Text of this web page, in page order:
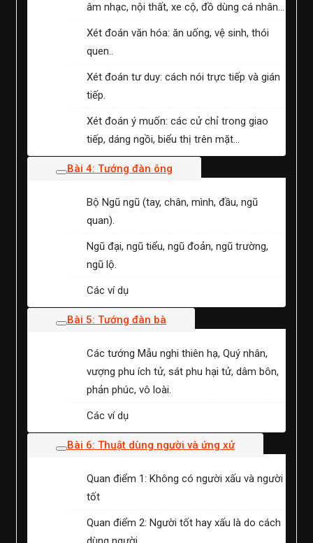
âm nhạc, nội thất, xe cộ, đồ dùng cá nhân…
Xét đoán văn hóa: ăn uống, vệ sinh, thói
quen..
Xét đoán tư duy: cách nói trực tiếp và gián
tiếp.
Xét đoán ý muốn: các cử chỉ trong giao
tiếp, dáng ngồi, biểu thị trên mặt…
Bài 4: Tướng đàn ông
Bộ Ngũ ngũ (tay, chân, mình, đầu, ngũ
quan).
Ngũ đại, ngũ tiểu, ngũ đoản, ngũ trường,
ngũ lộ.
Các ví dụ
Bài 5: Tướng đàn bà
Các tướng Mẫu nghi thiên hạ, Quý nhân,
vượng phu ích tử, sát phu hại tử, dâm bôn,
phản phúc, vô loài.
Các ví dụ
Bài 6: Thuật dùng người và ứng xử
Quan điểm 1: Không có người xấu và người
tốt
Quan điểm 2: Người tốt hay xấu là do cách